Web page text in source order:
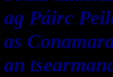
ag Páirc
as
an